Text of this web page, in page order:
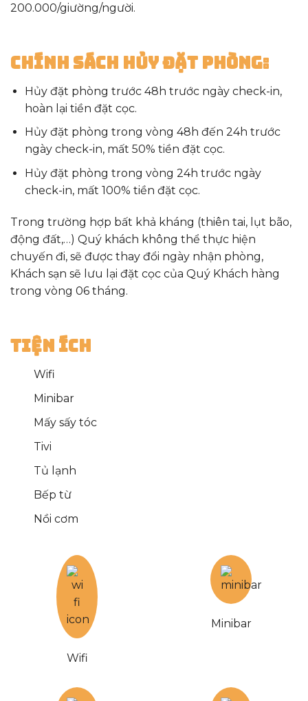
200.000/giường/người.
CHÍNH SÁCH HỦY ĐẶT PHÒNG:
Hủy đặt phòng trước 48h trước ngày check-in,
hoàn lại tiền đặt cọc.
Hủy đặt phòng trong vòng 48h đến 24h trước
ngày check-in, mất 50% tiền đặt cọc.
Hủy đặt phòng trong vòng 24h trước ngày
check-in, mất 100% tiền đặt cọc.
Trong trường hợp bất khả kháng (thiên tai, lụt bão,
động đất,…) Quý khách không thể thực hiện
chuyến đi, sẽ được thay đổi ngày nhận phòng,
Khách sạn sẽ lưu lại đặt cọc của Quý Khách hàng
trong vòng 06 tháng.
Tiện ích
Wifi
Minibar
Mấy sấy tóc
Tivi
Tủ lạnh
Bếp từ
Nồi cơm
Wifi
Minibar